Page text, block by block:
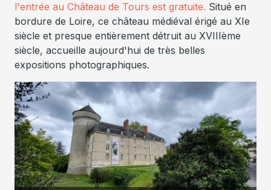
l'entrée au Château de Tours est gratuite. Situé en
bordure de Loire, ce château médiéval érigé au XIe
siècle et presque entièrement détruit au XVIIIème
siècle, accueille aujourd'hui de très belles
expositions photographiques.